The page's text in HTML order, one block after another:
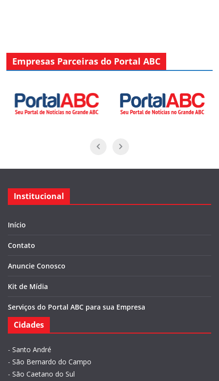
Empresas Parceiras do Portal ABC
Institucional
Início
Contato
Anuncie Conosco
Kit de Mídia
Serviços do Portal ABC para sua Empresa
Cidades
- Santo André
- São Bernardo do Campo
- São Caetano do Sul